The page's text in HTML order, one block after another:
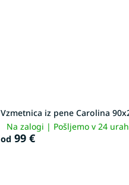
Vzmetnica iz pene Carolina
Na zalogi | Pošljemo v 24 urah
od 99 €